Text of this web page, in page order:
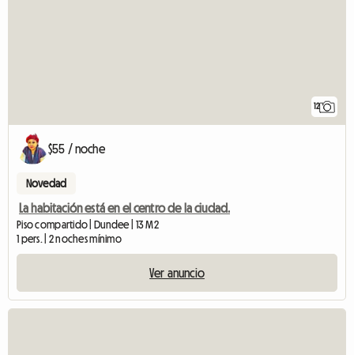
12
$55 / noche
Novedad
La habitación está en el centro de la ciudad.
Piso compartido | Dundee | 13 M2
1 pers. | 2 noches mínimo
Ver anuncio